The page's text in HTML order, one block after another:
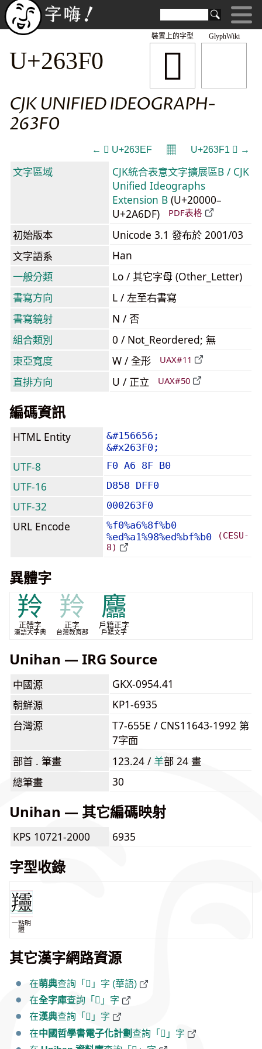
GlyphWiki
𦏰
裝置上的字型
U+263F0
CJK UNIFIED IDEOGRAPH-
263F0
← 𦏯 U+263EF 𝄜 U+263F1 𦏱 →
文字區域
CJK統合表意文字擴展區B / CJK
Unified Ideographs
Extension B (U+20000–
U+2A6DF)
PDF表格
初始版本
Unicode 3.1 發布於 2001/03
文字語系
Han
一般分類
Lo / 其它字母 (Other_Letter)
書寫方向
L / 左至右書寫
書寫鏡射
N / 否
組合類別
0 / Not_Reordered; 無
東亞寬度
W / 全形 UAX#11
直排方向 U / 正立 UAX#50
編碼資訊
HTML Entity
&#156656;
&#x263F0;
UTF-8 F0 A6 8F B0
UTF-16 D858 DFF0
UTF-32 000263F0
URL Encode
%f0%a6%8f%b0
%ed%a1%98%ed%bf%b0
(CESU-
8)
異體字
羚
正體字
漢語大字典
羚
正字
台灣教育部
麢
戶籍正字
戶籍文字
Unihan — IRG Source
中國源
GKX-0954.41
朝鮮源
KP1-6935
台灣源
T7-655E / CNS11643-1992 第
7字面
部首 . 筆畫
123.24 / ⽺部 24 畫
總筆畫
30
Unihan — 其它編碼映射
KPS 10721-2000 6935
字型收錄
一點明
體
其它漢字網路資源
在萌典查詢「𦏰」字 (華語)
在全字庫查詢「𦏰」字
在漢典查詢「𦏰」字
在中國哲學書電子化計劃查詢「𦏰」字